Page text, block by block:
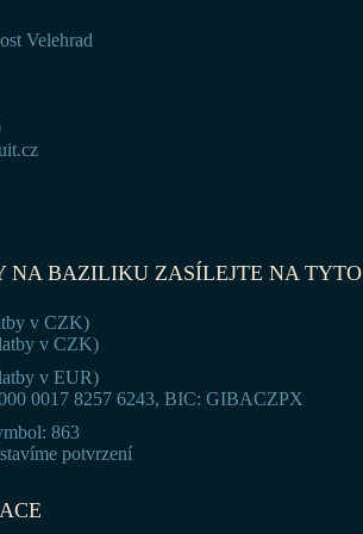
Velehrad
NA BAZILIKU ZASÍLEJTE NA
v CZK)
v CZK)
v EUR)
0017 8257 6243, BIC: GIBACZPX
863
potvrzení